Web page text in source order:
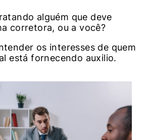
alguém que deve
corretora, ou a você?
os interesses de quem
está fornecendo auxilio.